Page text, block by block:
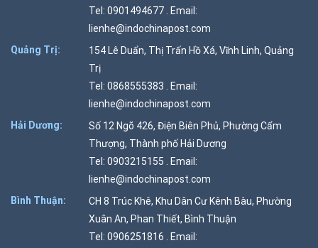
Tel: 0901494677 . Email:
lienhe@indochinapost.com
Quảng Trị:
154 Lê Duẩn, Thị Trấn Hồ Xá, Vĩnh Linh, Quảng
Trị
Tel: 0868555383 . Email:
lienhe@indochinapost.com
Hải Dương:
Số 12 Ngõ 426, Điện Biên Phủ, Phường Cẩm
Thượng, Thành phố Hải Dương
Tel: 0903215155 . Email:
lienhe@indochinapost.com
Bình Thuận:
CH 8 Trúc Khê, Khu Dân Cư Kênh Bàu, Phường
Xuân An, Phan Thiết, Bình Thuận
Tel: 0906251816 . Email: